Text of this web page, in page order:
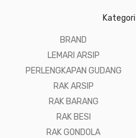
BRAND
LEMARI ARSIP
PERLENGKAPAN GUDANG
RAK ARSIP
RAK BARANG
RAK BESI
RAK GONDOLA